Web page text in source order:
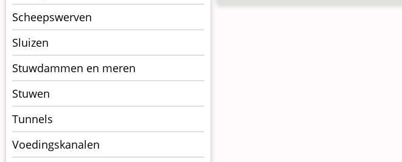
Scheepswerven
Sluizen
Stuwdammen en meren
Stuwen
Tunnels
Voedingskanalen